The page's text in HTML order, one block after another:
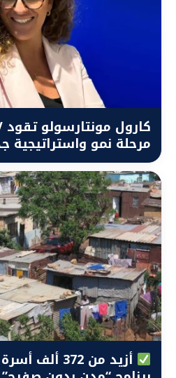
مرحلة نمو واستراتيجية
أزيد من 372